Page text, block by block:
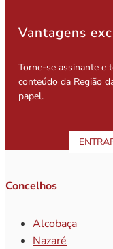
Vantagens
Torne-se assinante e
conteúdo da Região
papel.
Concelhos
Alcobaça
Nazaré